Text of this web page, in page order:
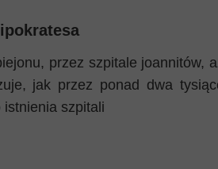
przez szpitale joannitów,
jak przez ponad dwa
szpitali